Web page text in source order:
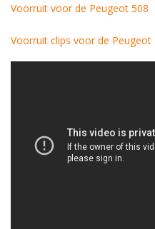
Voorruit voor de Peugeot 508
Voorruit clips voor de Peugeot